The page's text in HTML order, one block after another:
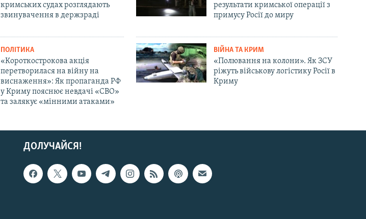
кримських судах розглядають
звинувачення в держзраді
результати кримської операції з
примусу Росії до миру
ПОЛІТИКА
«Короткострокова акція
перетворилася на війну на
виснаження»: Як пропаганда РФ
у Криму пояснює невдачі «СВО»
та залякує «мінними атаками»
ВІЙНА ТА КРИМ
«Полювання на колони». Як ЗСУ
ріжуть військову логістику Росії в
Криму
ДОЛУЧАЙСЯ!